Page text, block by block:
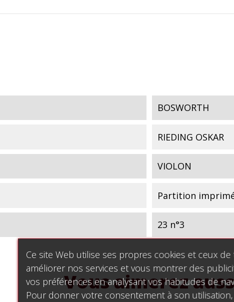
BOSWORTH
RIEDING OSKAR
VIOLON
Partition
23 n°3
Vous aimerez
Ce site Web utilise ses propres cookies et ceux
améliorer nos services et vous montrer des
vos préférences en analysant vos habitudes de
Pour donner votre consentement à son